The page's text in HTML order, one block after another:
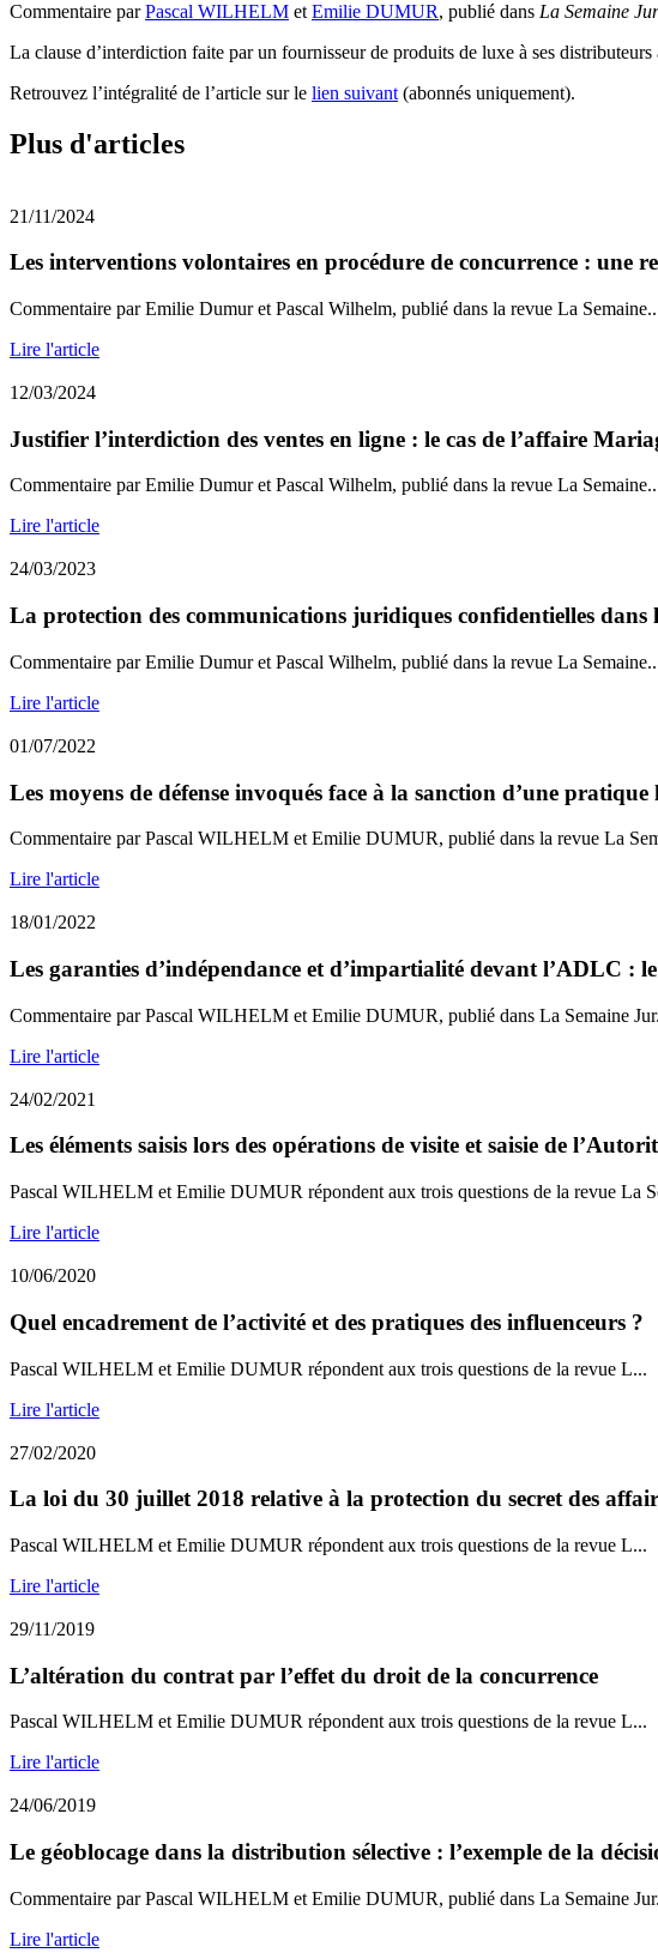
Commentaire parPascal WILHELM et Emilie DUMUR, publié dans La Semaine
La clause d’interdiction faite par un fournisseur de produits de luxe à ses
Retrouvez l’intégralité de l’article sur le lien suivant (abonnés uniquement).
Plus d'articles
21/11/2024
Les interventions volontaires en procédure de concurrence : une
Commentaire par Emilie Dumur et Pascal Wilhelm, publié dans la revue La
Lire l'article
12/03/2024
Justifier l’interdiction des ventes en ligne : le cas de l’affaire
Commentaire par Emilie Dumur et Pascal Wilhelm, publié dans la revue La
Lire l'article
24/03/2023
La protection des communications juridiques confidentielles dans
Commentaire par Emilie Dumur et Pascal Wilhelm, publié dans la revue La
Lire l'article
01/07/2022
Les moyens de défense invoqués face à la sanction d’une
Commentaire par Pascal WILHELM et Emilie DUMUR, publié dans la revue La
Lire l'article
18/01/2022
Les garanties d’indépendance et d’impartialité devant l’ADLC :
Commentaire par Pascal WILHELM et Emilie DUMUR, publié dans La Semaine
Lire l'article
24/02/2021
Les éléments saisis lors des opérations de visite et saisie de
Pascal WILHELM et Emilie DUMUR répondent aux trois questions de la revue La
Lire l'article
10/06/2020
Quel encadrement de l’activité et des pratiques des influenceurs ?
Pascal WILHELM et Emilie DUMUR répondent aux trois questions de la revue L...
Lire l'article
27/02/2020
La loi du 30 juillet 2018 relative à la protection du secret des
Pascal WILHELM et Emilie DUMUR répondent aux trois questions de la revue L...
Lire l'article
29/11/2019
L’altération du contrat par l’effet du droit de la concurrence
Pascal WILHELM et Emilie DUMUR répondent aux trois questions de la revue L...
Lire l'article
24/06/2019
Le géoblocage dans la distribution sélective : l’exemple de la
Commentaire par Pascal WILHELM et Emilie DUMUR, publié dans La Semaine
Lire l'article